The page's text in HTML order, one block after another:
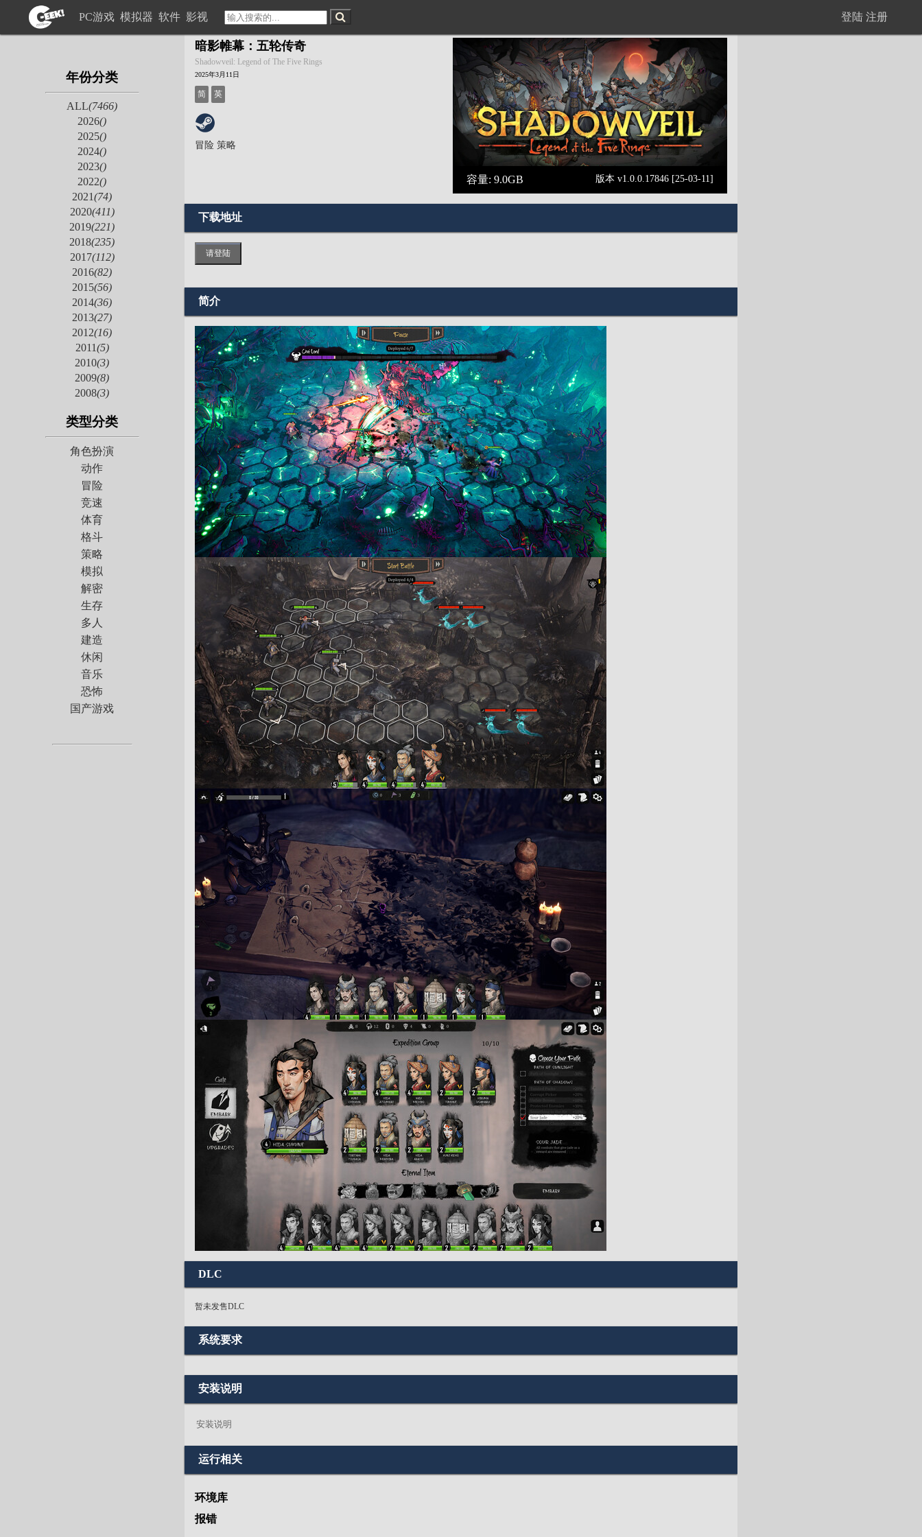
PC游戏 模拟器 软件 影视 登陆 注册
年份分类
ALL(7466)
2026()
2025()
2024()
2023()
2022()
2021(74)
2020(411)
2019(221)
2018(235)
2017(112)
2016(82)
2015(56)
2014(36)
2013(27)
2012(16)
2011(5)
2010(3)
2009(8)
2008(3)
类型分类
角色扮演
动作
冒险
竞速
体育
格斗
策略
模拟
解密
生存
多人
建造
休闲
音乐
恐怖
国产游戏
暗影帷幕：五轮传奇
Shadowveil: Legend of The Five Rings
2025年3月11日
简 英
冒险 策略
容量: 9.0GB 版本 v1.0.0.17846 [25-03-11]
下载地址
请登陆
简介
DLC
暂未发售DLC
系统要求
安装说明
安装说明
运行相关
环境库
报错